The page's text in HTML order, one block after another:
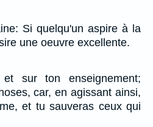
Si quelqu'un aspire à la
une oeuvre excellente.
sur ton enseignement;
car, en agissant ainsi,
et tu sauveras ceux qui